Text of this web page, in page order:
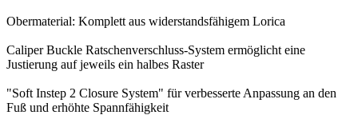
Obermaterial: Komplett aus widerstandsfähigem Lorica
Caliper Buckle Ratschenverschluss-System ermöglicht eine
Justierung auf jeweils ein halbes Raster
"Soft Instep 2 Closure System" für verbesserte Anpassung an den
Fuß und erhöhte Spannfähigkeit